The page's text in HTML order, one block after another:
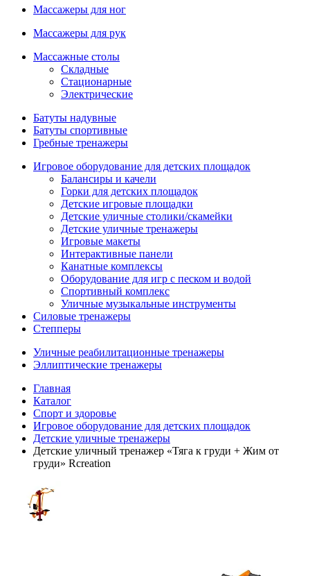
Массажеры для ног
Массажеры для рук
Массажные столы
Складные
Стационарные
Электрические
Батуты надувные
Батуты спортивные
Гребные тренажеры
Игровое оборудование для детских площадок
Балансиры и качели
Горки для детских площадок
Детские игровые площадки
Детские уличные столики/скамейки
Детские уличные тренажеры
Игровые макеты
Интерактивные панели
Канатные комплексы
Оборудование для игр с песком и водой
Спортивный комплекс
Уличные музыкальные инструменты
Силовые тренажеры
Степперы
Уличные реабилитационные тренажеры
Эллиптические тренажеры
Главная
Каталог
Спорт и здоровье
Игровое оборудование для детских площадок
Детские уличные тренажеры
Детские уличный тренажер «Тяга к груди + Жим от
груди» Rcreation